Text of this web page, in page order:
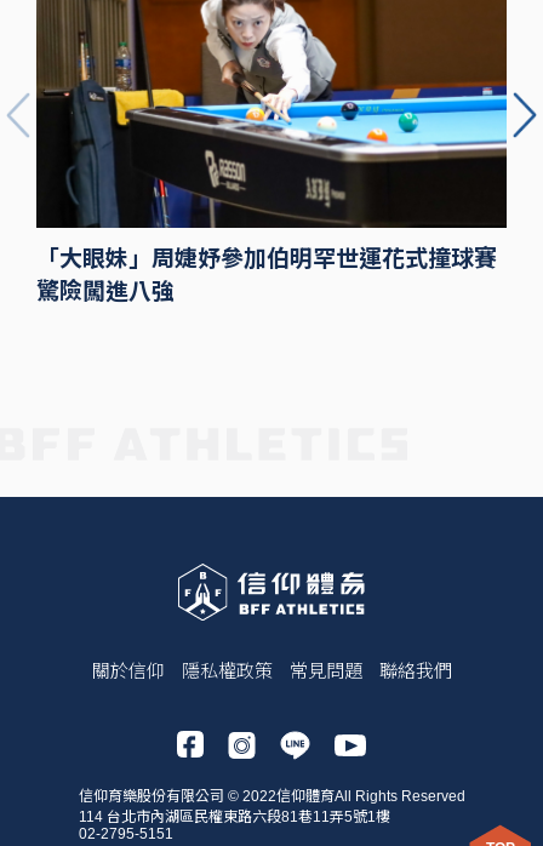
「大眼妹」周婕妤參加伯明罕世運花式撞球賽
驚險闖進八強
關於信仰 隱私權政策 常見問題 聯絡我們
信仰育樂股份有限公司 © 2022信仰體育All Rights Reserved
114 台北市內湖區民權東路六段81巷11弄5號1樓
02-2795-5151